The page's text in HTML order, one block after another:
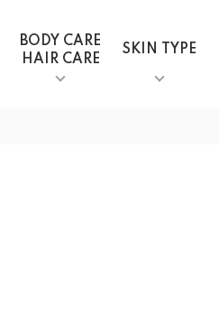
BODY CARE
HAIR CARE
SKIN TYPE